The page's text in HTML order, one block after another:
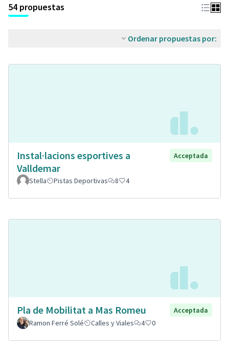
54 propuestas
Ordenar propuestas por:
Instal·lacions esportives a
Valldemar
Acceptada
Stella Pistas Deportivas 8 4
Pla de Mobilitat a Mas Romeu
Acceptada
Ramon Ferré Solé
Calles y Viales 4 0